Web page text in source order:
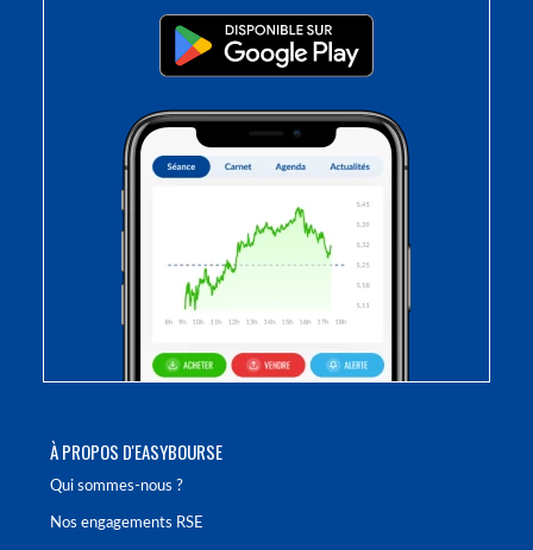
À PROPOS D'EASYBOURSE
Qui sommes-nous ?
Nos engagements RSE